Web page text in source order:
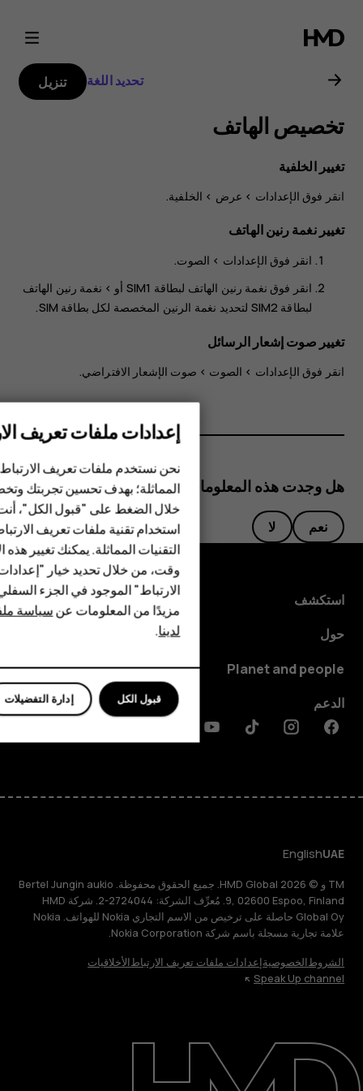
دليل
مستخدم
هاتف
Nokia
2.3
الهواتف المميزة
الأكسسوارات
HMD DUB
HMD Watch
للأعمال
حول
تحديد اللغة تنزيل
تخصيص الهاتف
تغيير الخلفية
انقر فوق >
> الخلفية.
تغيير نغمة رنين الهاتف
انقر فوق الإعدادات > الصوت.
انقر فوق نغمة رنين الهاتف لبطاقة SIM1 أو > نغمة رنين الهاتف
لبطاقة SIM2
لتحديد نغمة الرنين المخصصة لكل بطاقة SIM.
تغيير صوت إشعار الرسائل
انقر فوق الإعدادات > الصوت > صوت الإشعار الافتراضي.
هل وجدت هذه المعلومات مفيدة؟
نعم لا
استكشف
حول
Planet and people
الدعم
Facebook
Instagram
Tiktok
Youtube
UAE
English
TM و © 2026 HMD Global. جميع الحقوق محفوظة. Bertel Jungin aukio
9, 02600 Espoo, Finland. مُعرِّف الشركة: 2724044-2. شركة HMD
Global Oy حاصلة على ترخيص من الاسم التجاري Nokia للهواتف. Nokia
علامة تجارية مسجلة باسم شركة Nokia Corporation.
الشروطالخصوصيةإعدادات ملفات تعريف الارتباطالأخلاقيات
Speak Up channel
إعدادات ملفات تعريف
نحن نستخدم ملفات تعريف
المماثلة؛ بهدف تحسين تجربتك
خلال الضغط على "قبول الكل"،
استخدام تقنية ملفات تعريف
التقنيات المماثلة. يمكنك تغيير
وقت، من خلال تحديد خيار
الارتباط" الموجود في الجزء
مزيدًا من المعلومات عنسياسة
لدينا.
إدارة التفضيلات قبول الكل